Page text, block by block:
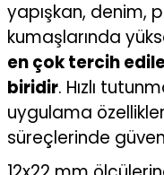
yapışkan, denim,
kumaşlarında
en çok tercih
biridir. Hızlı
uygulama
süreçlerinde